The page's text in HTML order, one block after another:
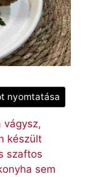
nyomtatása
vágysz,
készült
szaftos
sem